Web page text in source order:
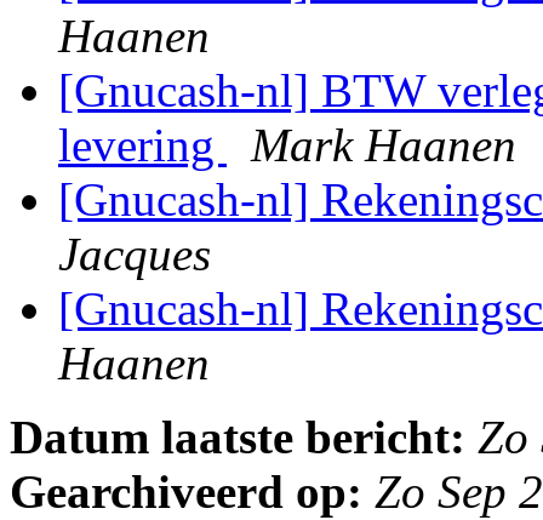
Haanen
[Gnucash-nl] BTW
levering
Mark Haanen
[Gnucash-nl]
Jacques
[Gnucash-nl]
Haanen
Datum laatste bericht: Zo
Gearchiveerd op: Zo Sep